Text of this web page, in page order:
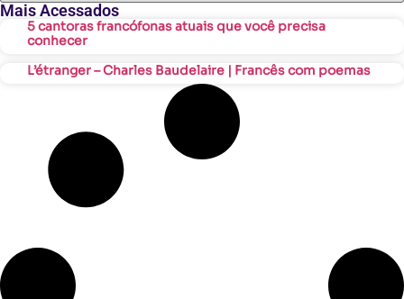
Mais Acessados
5 cantoras francófonas atuais que você precisa
conhecer
L’étranger – Charles Baudelaire | Francês com poemas